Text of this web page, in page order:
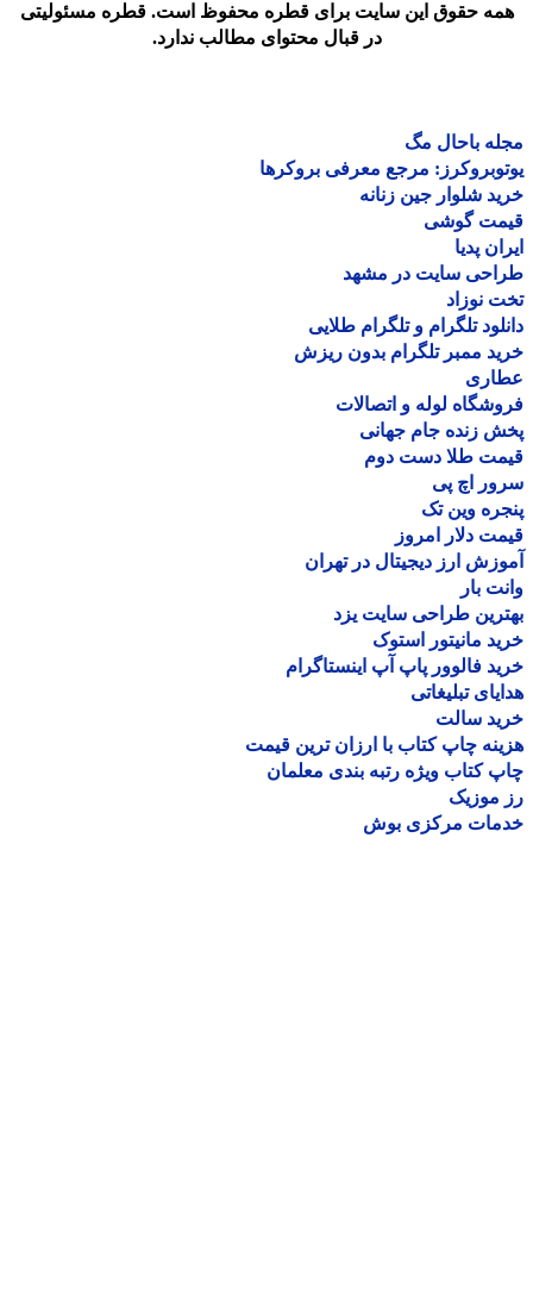
حقوق این سایت برای قطره محفوظ است. قطره مسئولیتی
در قبال محتوای مطالب ندارد.
باحال مگ
مرجع معرفی بروکرها
شلوار جین زنانه
گوشی
پدیا
سایت در مشهد
نوزاد
تلگرام و تلگرام طلایی
ممبر تلگرام بدون ریزش
لوله و اتصالات
زنده جام جهانی
طلا دست دوم
اچ پی
وین تک
دلار امروز
ارز دیجیتال در تهران
بار
طراحی سایت یزد
مانیتور استوک
فالوور پاپ آپ اینستاگرام
تبلیغاتی
سالت
چاپ کتاب با ارزان ترین قیمت
کتاب ویژه رتبه بندی معلمان
موزیک
مرکزی بوش